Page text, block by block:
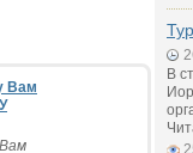
Вам
В